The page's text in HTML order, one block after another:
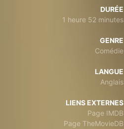
DURÉE
1 heure 52 minutes
GENRE
Comédie
LANGUE
Anglais
LIENS EXTERNES
Page IMDB
Page TheMovieDB